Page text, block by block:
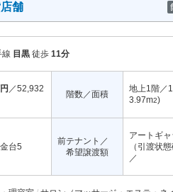
舗
線 目黒 徒歩 11分
／52,932
階数／面積
地上1階／
3.97m2)
台5
前テナント／
希望譲渡額
アートギ
（引渡状態
／